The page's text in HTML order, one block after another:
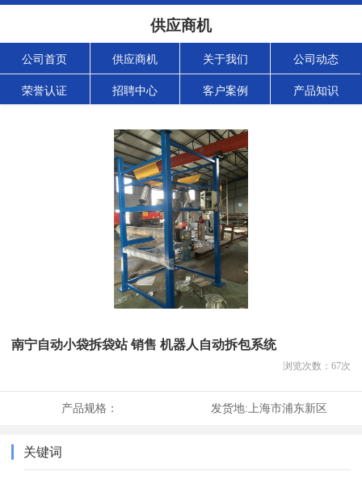
供应商机
公司首页 供应商机 关于我们 公司动态
荣誉认证 招聘中心 客户案例 产品知识
南宁自动小袋拆袋站 销售 机器人自动拆包系统
浏览次数： 67次
产品规格： 发货地: 上海市浦东新区
关键词